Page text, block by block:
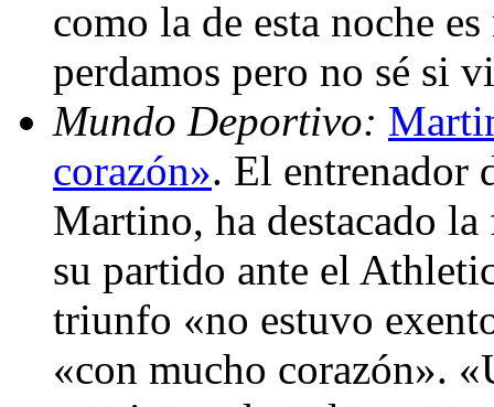
como la de esta noche
perdamos pero no sé si
Mundo Deportivo:
corazón». El entrenador
Martino, ha destacado
su partido ante el
triunfo «no estuvo
«con mucho corazón».